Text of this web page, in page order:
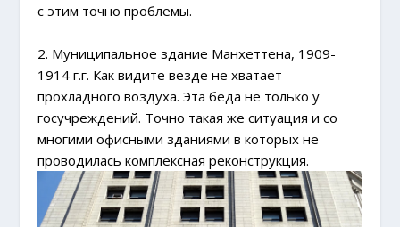
с этим точно проблемы.
2. Муниципальное здание Манхеттена, 1909-
1914 г.г. Как видите везде не хватает
прохладного воздуха. Эта беда не только у
госучреждений. Точно такая же ситуация и со
многими офисными зданиями в которых не
проводилась комплексная реконструкция.